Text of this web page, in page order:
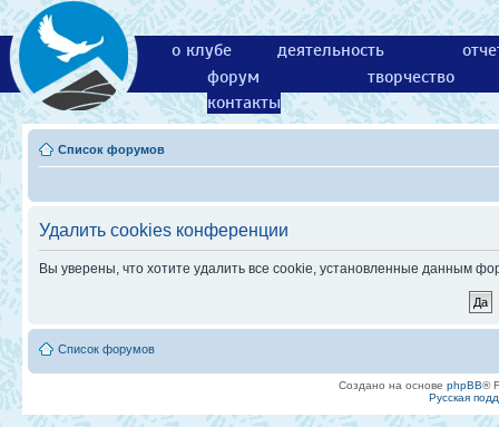
о клубе деятельность
форум
творчество
контакты
Список форумов
Удалить cookies конференции
Вы уверены, что хотите удалить все cookie, установленные данным
Список форумов
Создано на основе phpBB®
Русская